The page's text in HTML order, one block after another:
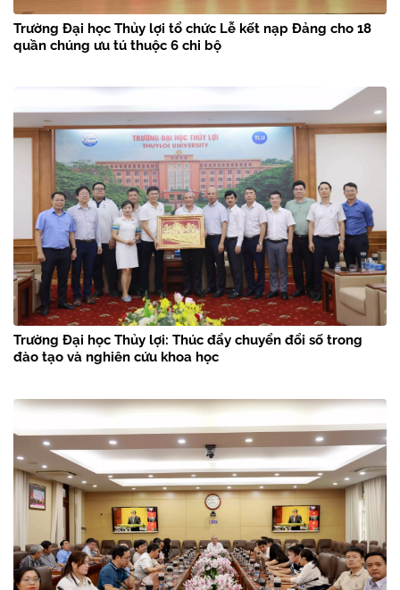
Trường Đại học Thủy lợi tổ chức Lễ kết nạp Đảng cho 18
quần chúng ưu tú thuộc 6 chi bộ
Trường Đại học Thủy lợi: Thúc đẩy chuyển đổi số trong
đào tạo và nghiên cứu khoa học